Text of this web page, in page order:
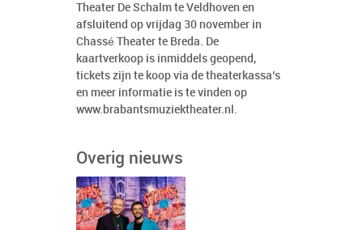
Theater De Schalm te Veldhoven en
afsluitend op vrijdag 30 november in
Chassé Theater te Breda. De
kaartverkoop is inmiddels geopend,
tickets zijn te koop via de theaterkassa’s
en meer informatie is te vinden op
www.brabantsmuziektheater.nl .
Overig nieuws